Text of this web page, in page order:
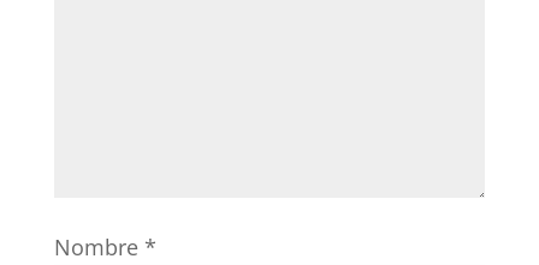
Nombre *